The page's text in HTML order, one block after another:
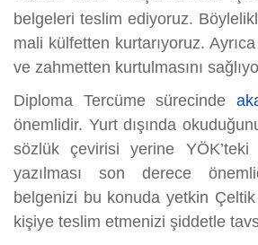
belgeleri teslim ediyoruz.
mali külfetten kurtarıyoruz.
ve zahmetten kurtulmasını
Diploma Tercüme sürecinde
önemlidir. Yurt dışında
sözlük çevirisi yerine YÖK’teki
yazılması son derece
belgenizi bu konuda yetkin
kişiye teslim etmenizi şiddetle